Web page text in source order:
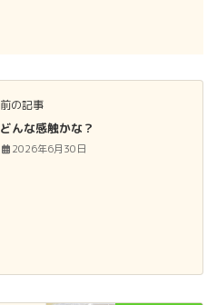
前の記事
どんな感触かな？
2026年6月30日